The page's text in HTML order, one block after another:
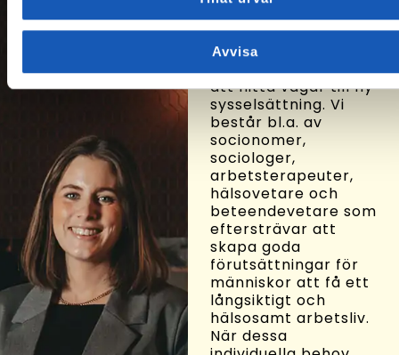
Avvisa
Om oss
På Arbetslivsresurs
hjälper vi människor
att hitta vägar till ny
sysselsättning. Vi
består bl.a. av
socionomer,
sociologer,
arbetsterapeuter,
hälsovetare och
beteendevetare som
eftersträvar att
skapa goda
förutsättningar för
människor att få ett
långsiktigt och
hälsosamt arbetsliv.
När dessa